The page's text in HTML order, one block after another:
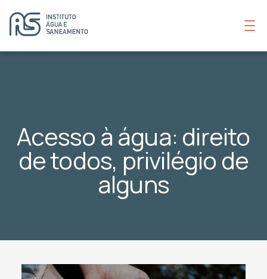
Acesso à água: direito
de todos, privilégio de
alguns